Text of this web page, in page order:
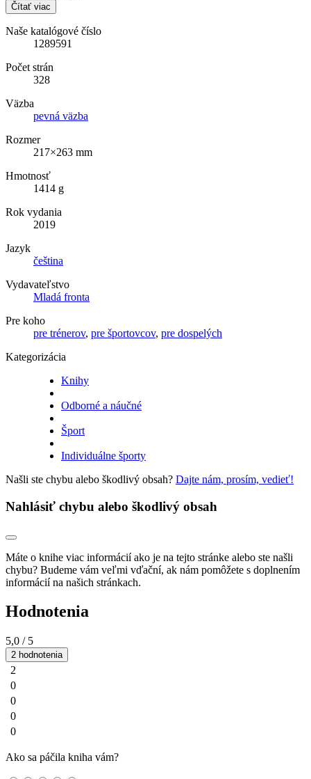
Čítať viac
Naše katalógové číslo
1289591
Počet strán
328
Väzba
pevná väzba
Rozmer
217×263 mm
Hmotnosť
1414 g
Rok vydania
2019
Jazyk
čeština
Vydavateľstvo
Mladá fronta
Pre koho
pre trénerov, pre športovcov, pre dospelých
Kategorizácia
Knihy
Odborné a náučné
Šport
Individuálne športy
Našli ste chybu alebo škodlivý obsah? Dajte nám, prosím, vedieť!
Nahlásiť chybu alebo škodlivý obsah
Máte o knihe viac informácií ako je na tejto stránke alebo ste našli
chybu? Budeme vám veľmi vďační, ak nám pomôžete s doplnením
informácií na našich stránkach.
Hodnotenia
5,0 / 5
2 hodnotenia
2
0
0
0
0
Ako sa páčila kniha vám?